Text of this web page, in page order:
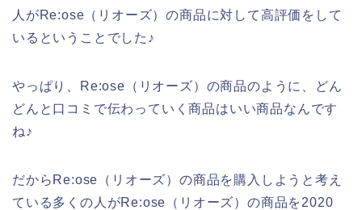
人がRe:ose（リオーズ）の商品に対して高評価をして
いるということでした♪
やっぱり、Re:ose（リオーズ）の商品のように、どん
どんと口コミで伝わっていく商品はいい商品なんです
ね♪
だからRe:ose（リオーズ）の商品を購入しようと考え
ている多くの人がRe:ose（リオーズ）の商品を2020